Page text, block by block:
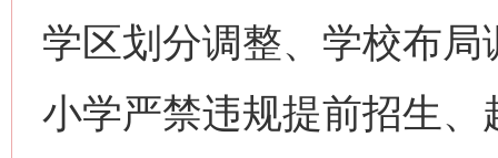
学区划分调整、学校布
小学严禁违规提前招生